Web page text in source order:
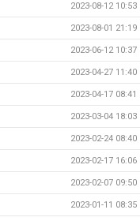
2023-08-12 10:53
2023-08-01 21:19
2023-06-12 10:37
2023-04-27 11:40
2023-04-17 08:41
2023-03-04 18:03
2023-02-24 08:40
2023-02-17 16:06
2023-02-07 09:50
2023-01-11 08:35